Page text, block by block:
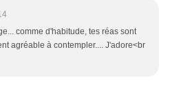
comme d'habitude, tes réas sont
agréable à contempler.... J'adore<br